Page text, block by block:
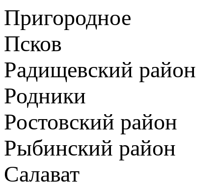
Пригородное
Псков
Радищевский район
Родники
Ростовский район
Рыбинский район
Салават